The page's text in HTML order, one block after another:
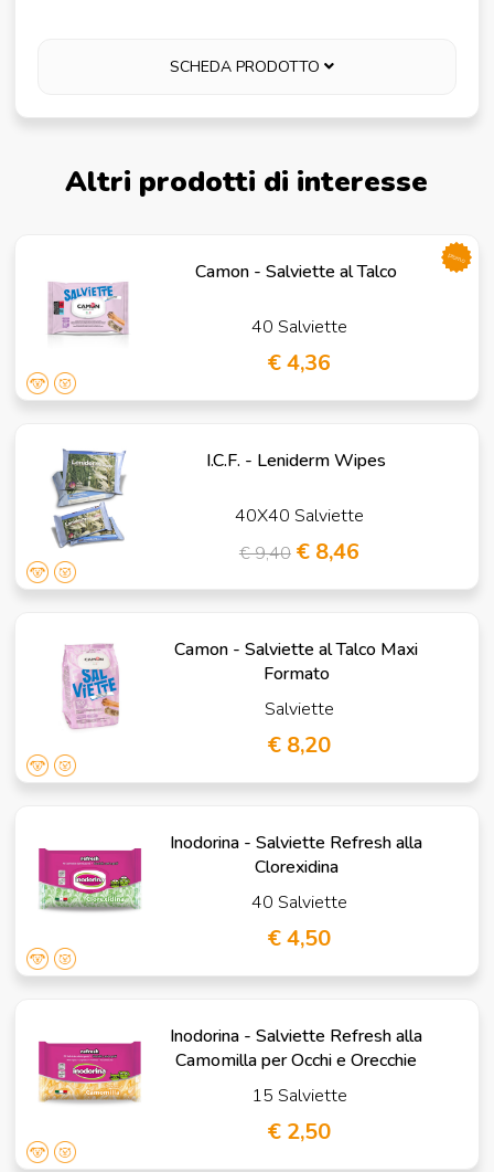
SCHEDA PRODOTTO
Altri prodotti di interesse
Camon - Salviette al Talco
40 Salviette
€ 4,36
promo
I.C.F. - Leniderm Wipes
40X40 Salviette
€ 9,40 € 8,46
Camon - Salviette al Talco Maxi
Formato
Salviette
€ 8,20
Inodorina - Salviette Refresh alla
Clorexidina
40 Salviette
€ 4,50
Inodorina - Salviette Refresh alla
Camomilla per Occhi e Orecchie
15 Salviette
€ 2,50